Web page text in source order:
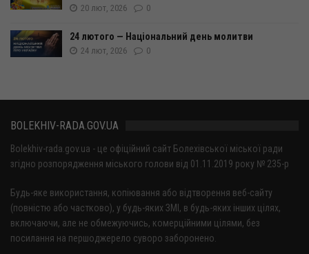
20 лют, 2026 0
24 лютого — Національний день молитви
24 лют, 2026 0
BOLEKHIV-RADA.GOV.UA
Bolekhiv-rada.gov.ua - це офіційний сайт Болехівської міської ради
згідно розпорядження міського голови від 01.11.2019 року № 235-р
Будь-яке використання, копіювання або відтворення веб-сайту
(повністю або частково), у будь-яких ЗМІ, в будь-яких інших цілях,
включаючи, але не обмежуючись, комерційними цілями, без
посилання на першоджерело суворо заборонено.